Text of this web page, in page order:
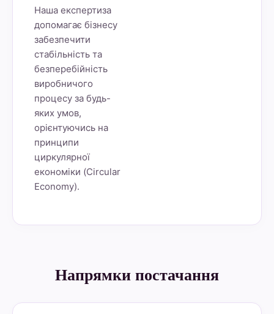
Наша експертиза
допомагає бізнесу
забезпечити
стабільність та
безперебійність
виробничого
процесу за будь-
яких умов,
орієнтуючись на
принципи
циркулярної
економіки (Circular
Economy).
Напрямки постачання